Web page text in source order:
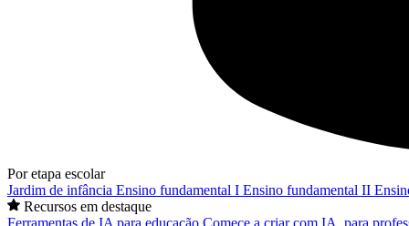
Por etapa escolar
Jardim de infância Ensino fundamental I Ensino fundamental II
Recursos em destaque
Ferramentas de IA para educação Comece a criar com IA, para